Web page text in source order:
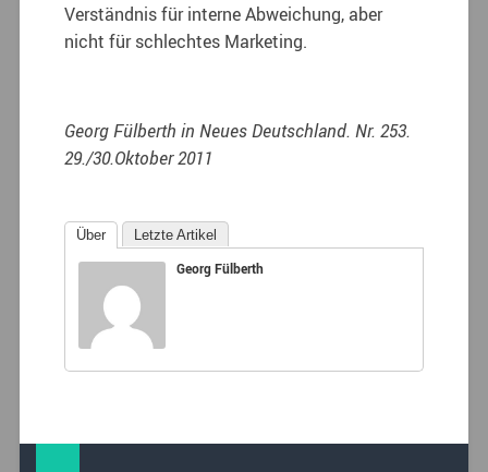
Verständnis für interne Abweichung, aber
nicht für schlechtes Marketing.
Georg Fülberth in Neues Deutschland. Nr. 253.
29./30.Oktober 2011
Über Letzte Artikel
Georg Fülberth